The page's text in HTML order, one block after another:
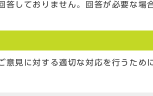
しておりません。回答が必要な
見に対する適切な対応を行うた